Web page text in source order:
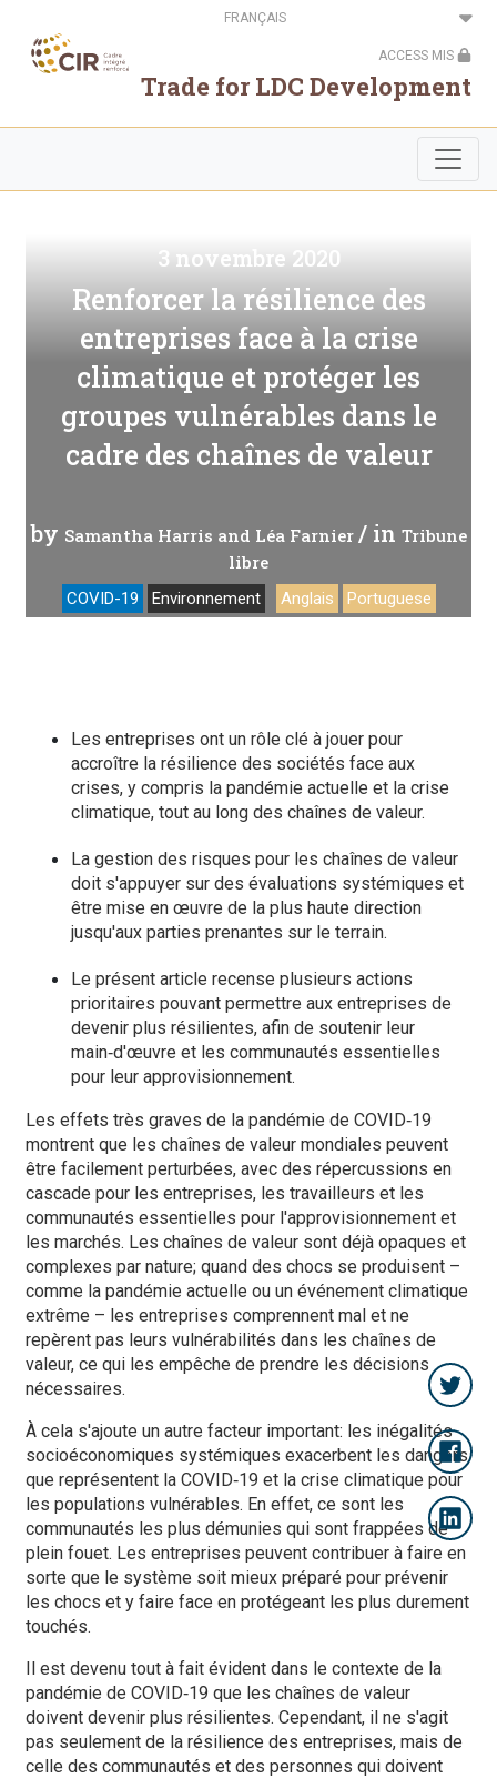
contenu
principal
Select
your
ACCESS MIS
Trade for LDC Development
3 novembre 2020
Renforcer la résilience des
entreprises face à la crise
climatique et protéger les
groupes vulnérables dans le
cadre des chaînes de valeur
by Samantha Harris and Léa Farnier / in Tribune
libre
COVID-19 Environnement Anglais Portuguese
Les entreprises ont un rôle clé à jouer pour
accroître la résilience des sociétés face aux
crises, y compris la pandémie actuelle et la crise
climatique, tout au long des chaînes de valeur.
La gestion des risques pour les chaînes de valeur
doit s'appuyer sur des évaluations systémiques et
être mise en œuvre de la plus haute direction
jusqu'aux parties prenantes sur le terrain.
Le présent article recense plusieurs actions
prioritaires pouvant permettre aux entreprises de
devenir plus résilientes, afin de soutenir leur
main‑d'œuvre et les communautés essentielles
pour leur approvisionnement.
Les effets très graves de la pandémie de COVID‑19
montrent que les chaînes de valeur mondiales peuvent
être facilement perturbées, avec des répercussions en
cascade pour les entreprises, les travailleurs et les
communautés essentielles pour l'approvisionnement et
les marchés. Les chaînes de valeur sont déjà opaques et
complexes par nature; quand des chocs se produisent –
comme la pandémie actuelle ou un événement climatique
extrême – les entreprises comprennent mal et ne
repèrent pas leurs vulnérabilités dans les chaînes de
valeur, ce qui les empêche de prendre les décisions
nécessaires.
À cela s'ajoute un autre facteur important: les inégalités
socioéconomiques systémiques exacerbent les dangers
que représentent la COVID‑19 et la crise climatique pour
les populations vulnérables. En effet, ce sont les
communautés les plus démunies qui sont frappées de
plein fouet. Les entreprises peuvent contribuer à faire en
sorte que le système soit mieux préparé pour prévenir
les chocs et y faire face en protégeant les plus durement
touchés.
Il est devenu tout à fait évident dans le contexte de la
pandémie de COVID‑19 que les chaînes de valeur
doivent devenir plus résilientes. Cependant, il ne s'agit
pas seulement de la résilience des entreprises, mais de
celle des communautés et des personnes qui doivent